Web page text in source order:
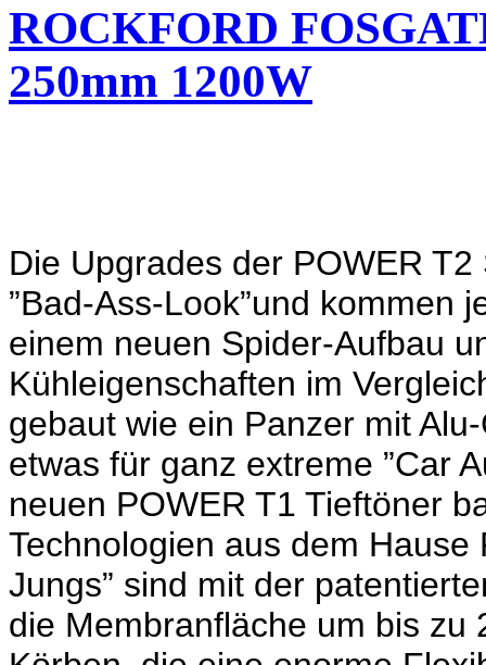
ROCKFORD
250mm 1200W
Die Upgrades der POWER
”Bad-Ass-Look”und kommen
einem neuen Spider-Aufbau
Kühleigenschaften im
gebaut wie ein Panzer mit
etwas für ganz extreme ”Car
neuen POWER T1 Tieftöner
Technologien aus dem
Jungs” sind mit der
die Membranfläche um bis